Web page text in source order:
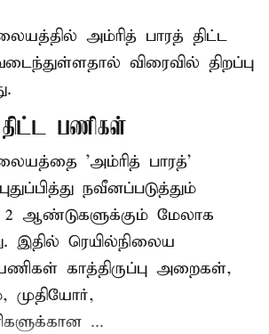
அம்ரித் பாரத் திட்ட
விரைவில் திறப்பு
பணிகள்
'அம்ரித் பாரத்'
நவீனப்படுத்தும்
ஆண்டுகளுக்கும் மேலாக
இதில் ரெயில்நிலைய
காத்திருப்பு அறைகள்,
முதியோர்,
...